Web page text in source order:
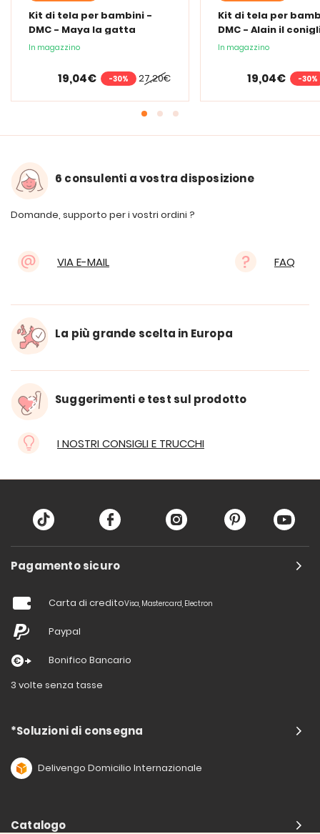
Kit di tela per bambini -
DMC - Maya la gatta
In magazzino
27,20€
19,04€ -30%
Kit di tela per
DMC - Alain il
In magazzino
19,04€ -30%
6 consulenti a vostra disposizione
Domande, supporto per i vostri ordini ?
VIA E-MAIL FAQ
La più grande scelta in Europa
Suggerimenti e test sul prodotto
I NOSTRI CONSIGLI E TRUCCHI
Pagamento sicuro
Carta di creditoVisa, Mastercard, Electron
Paypal
Bonifico Bancario
3 volte senza tasse
*Soluzioni di consegna
Delivengo Domicilio Internazionale
Catalogo